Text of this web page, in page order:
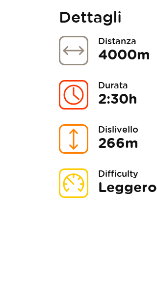
Dettagli
Distanza
4000m
Durata
2:30h
Dislivello
266m
Difficulty
Leggero